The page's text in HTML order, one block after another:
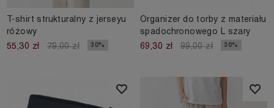
T-shirt strukturalny z jerseyu
różowy
55,30 zł
79,00 zł 30%
Organizer do torby z materiału
spadochronowego L szary
69,30 zł
99,00 zł 30%